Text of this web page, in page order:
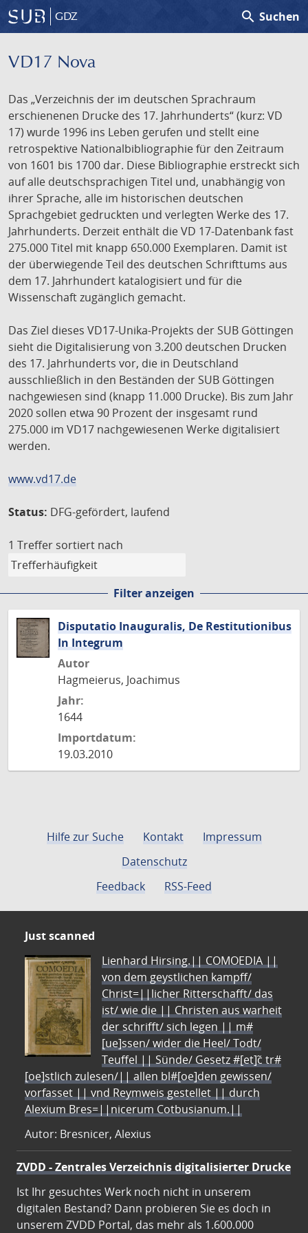
GDZ search Suchen
VD17 Nova
Das „Verzeichnis der im deutschen Sprachraum
erschienenen Drucke des 17. Jahrhunderts“ (kurz: VD
17) wurde 1996 ins Leben gerufen und stellt eine
retrospektive Nationalbibliographie für den Zeitraum
von 1601 bis 1700 dar. Diese Bibliographie erstreckt sich
auf alle deutschsprachigen Titel und, unabhängig von
ihrer Sprache, alle im historischen deutschen
Sprachgebiet gedruckten und verlegten Werke des 17.
Jahrhunderts. Derzeit enthält die VD 17-Datenbank fast
275.000 Titel mit knapp 650.000 Exemplaren. Damit ist
der überwiegende Teil des deutschen Schrifttums aus
dem 17. Jahrhundert katalogisiert und für die
Wissenschaft zugänglich gemacht.
Das Ziel dieses VD17-Unika-Projekts der SUB Göttingen
sieht die Digitalisierung von 3.200 deutschen Drucken
des 17. Jahrhunderts vor, die in Deutschland
ausschließlich in den Beständen der SUB Göttingen
nachgewiesen sind (knapp 11.000 Drucke). Bis zum Jahr
2020 sollen etwa 90 Prozent der insgesamt rund
275.000 im VD17 nachgewiesenen Werke digitalisiert
werden.
www.vd17.de
Status: DFG-gefördert, laufend
1 Treffer sortiert nach
Filter anzeigen
Disputatio Inauguralis, De Restitutionibus
In Integrum
Autor
Hagmeierus, Joachimus
Jahr:
1644
Importdatum:
19.03.2010
Hilfe zur Suche Kontakt
Impressum
Datenschutz
Feedback
RSS-Feed
Just scanned
Lienhard Hirsing.|| COMOEDIA ||
von dem geystlichen kampff/
Christ=||licher Ritterschafft/ das
ist/ wie die || Christen aus warheit
der schrifft/ sich legen || m#
[ue]ssen/ wider die Heel/ Todt/
Teuffel || Sünde/ Gesetz #[et]c̃ tr#
[oe]stlich zulesen/|| allen bl#[oe]den gewissen/
vorfasset || vnd Reymweis gestellet || durch
Alexium Bres=||nicerum Cotbusianum.||
Autor: Bresnicer, Alexius
ZVDD - Zentrales Verzeichnis digitalisierter Drucke
Ist Ihr gesuchtes Werk noch nicht in unserem
digitalen Bestand? Dann probieren Sie es doch in
unserem ZVDD Portal, das mehr als 1.600.000